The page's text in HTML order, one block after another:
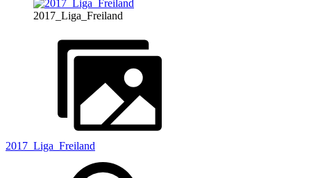
2017_Liga_Freiland
2017_Liga_Freiland